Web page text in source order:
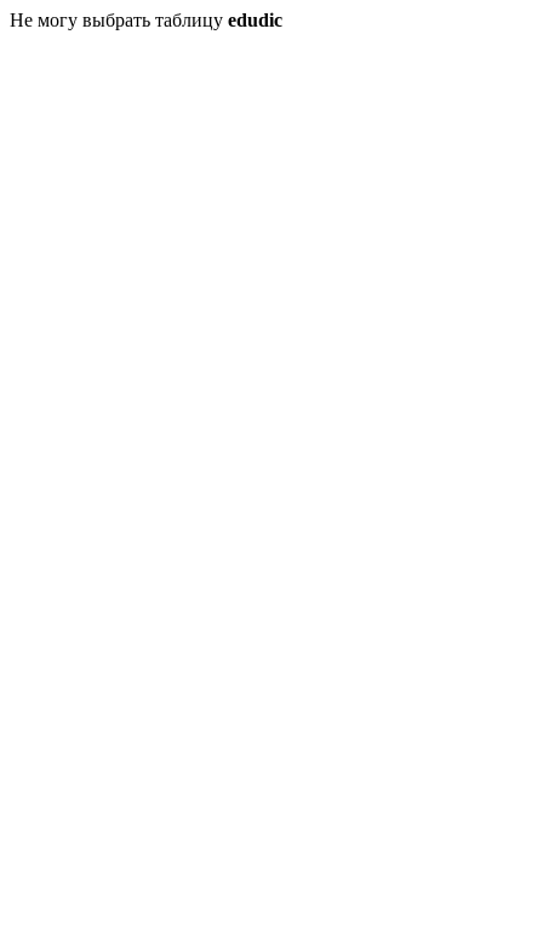
Не могу выбрать таблицу edudic